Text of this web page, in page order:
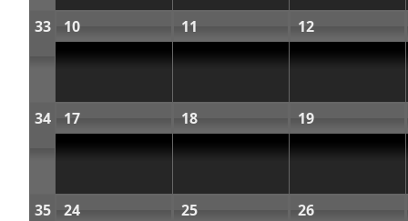
33 10 11 12
34 17 18 19
35 24 25 26